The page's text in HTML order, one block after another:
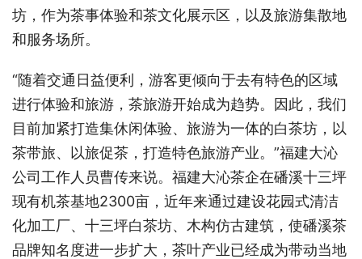
坊，作为茶事体验和茶文化展示区，以及旅游集散地
和服务场所。
“随着交通日益便利，游客更倾向于去有特色的区域
进行体验和旅游，茶旅游开始成为趋势。因此，我们
目前加紧打造集休闲体验、旅游为一体的白茶坊，以
茶带旅、以旅促茶，打造特色旅游产业。”福建大沁
公司工作人员曹传来说。福建大沁茶企在磻溪十三坪
现有机茶基地2300亩，近年来通过建设花园式清洁
化加工厂、十三坪白茶坊、木构仿古建筑，使磻溪茶
品牌知名度进一步扩大，茶叶产业已经成为带动当地